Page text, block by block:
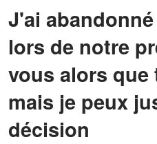
J'ai
lors de notre
vous alors
mais je peux
décision